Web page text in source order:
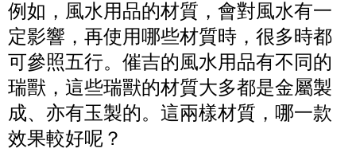
例如，風水用品的材質，會對風水有一
定影響，再使用哪些材質時，很多時都
可參照五行。催吉的風水用品有不同的
瑞獸，這些瑞獸的材質大多都是金屬製
成、亦有玉製的。這兩樣材質，哪一款
效果較好呢？